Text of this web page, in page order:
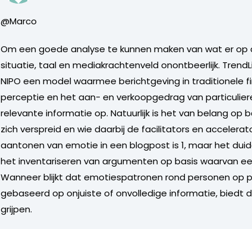
@Marco
Om een goede analyse te kunnen maken van wat er
situatie, taal en mediakrachtenveld onontbeerlijk.
NIPO een model waarmee berichtgeving in
perceptie en het aan- en verkoopgedrag van
relevante informatie op. Natuurlijk is het van belang
zich verspreid en wie daarbij de facilitators en
aantonen van emotie in een blogpost is 1, maar het
het inventariseren van argumenten op basis waarvan
Wanneer blijkt dat emotiespatronen rond personen op
gebaseerd op onjuiste of onvolledige informatie, biedt
grijpen.